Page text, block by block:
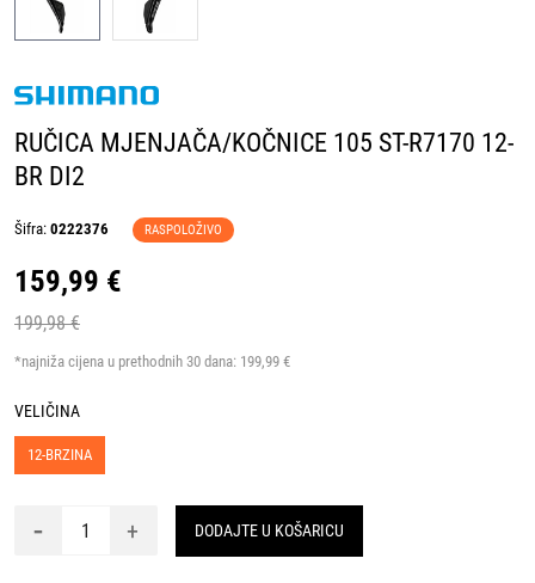
RUČICA MJENJAČA/KOČNICE 105 ST-R7170 12-
BR DI2
Šifra: 0222376 RASPOLOŽIVO
159,99 €
199,98 €
*najniža cijena u prethodnih 30 dana: 199,99 €
VELIČINA
12-BRZINA
- + DODAJTE U KOŠARICU